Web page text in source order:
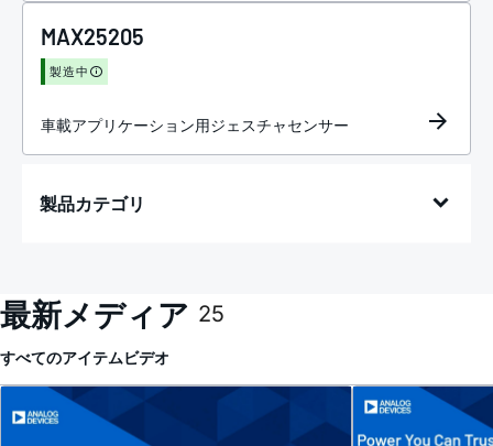
MAX25205
製造中
車載アプリケーション用ジェスチャセンサー
製品カテゴリ
最新メディア 25
すべてのアイテムビデオ